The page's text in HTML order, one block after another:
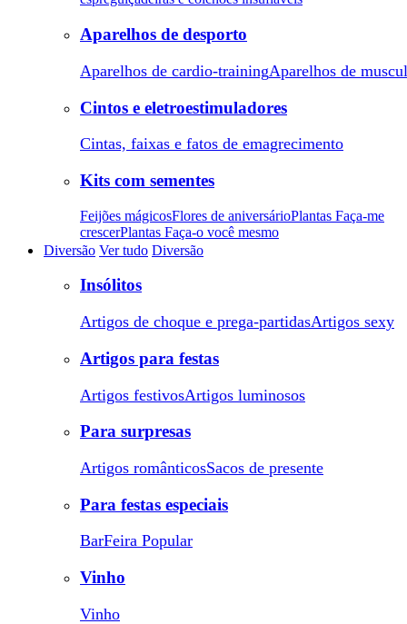
Aparelhos de desporto
Aparelhos de cardio-trainingAparelhos de
Cintos e eletroestimuladores
Cintas, faixas e fatos de emagrecimento
Kits com sementes
Feijões mágicosFlores de aniversárioPlantas Faça-me
crescerPlantas Faça-o você mesmo
Diversão Ver tudo Diversão
Insólitos
Artigos de choque e prega-partidasArtigos sexy
Artigos para festas
Artigos festivosArtigos luminosos
Para surpresas
Artigos românticosSacos de presente
Para festas especiais
BarFeira Popular
Vinho
Vinho